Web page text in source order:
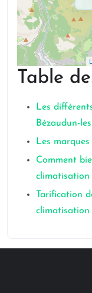
Table
Les
Bézaudun-
Les
Comment
climatisation
Tarification
climatisation